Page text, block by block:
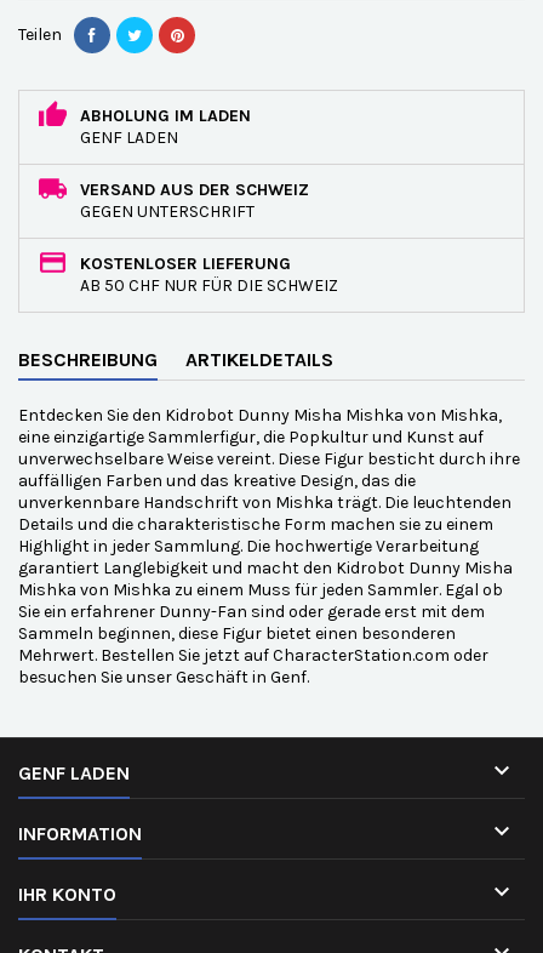
Teilen
ABHOLUNG IM LADEN
GENF LADEN
VERSAND AUS DER SCHWEIZ
GEGEN UNTERSCHRIFT
KOSTENLOSER LIEFERUNG
AB 50 CHF NUR FÜR DIE SCHWEIZ
BESCHREIBUNG ARTIKELDETAILS
Entdecken Sie den Kidrobot Dunny Misha Mishka von Mishka,
eine einzigartige Sammlerfigur, die Popkultur und Kunst auf
unverwechselbare Weise vereint. Diese Figur besticht durch ihre
auffälligen Farben und das kreative Design, das die
unverkennbare Handschrift von Mishka trägt. Die leuchtenden
Details und die charakteristische Form machen sie zu einem
Highlight in jeder Sammlung. Die hochwertige Verarbeitung
garantiert Langlebigkeit und macht den Kidrobot Dunny Misha
Mishka von Mishka zu einem Muss für jeden Sammler. Egal ob
Sie ein erfahrener Dunny-Fan sind oder gerade erst mit dem
Sammeln beginnen, diese Figur bietet einen besonderen
Mehrwert. Bestellen Sie jetzt auf CharacterStation.com oder
besuchen Sie unser Geschäft in Genf.
GENF LADEN 
INFORMATION 
IHR KONTO 